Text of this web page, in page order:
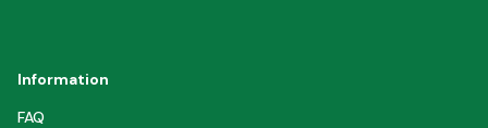
Information
FAQ